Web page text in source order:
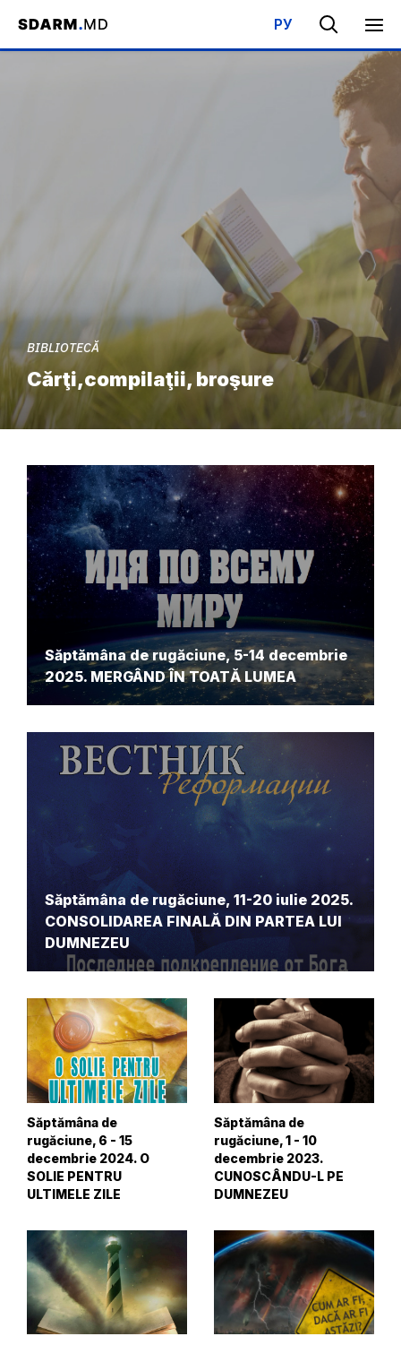
РУ
Acasa / Bibliotecă / Cărţi,compilaţii, broşure
BIBLIOTECĂ
Cărţi,compilaţii, broşure
Săptămâna de rugăciune, 5-14 decembrie
2025. MERGÂND ÎN TOATĂ LUMEA
Săptămâna de rugăciune, 11-20 iulie 2025.
CONSOLIDAREA FINALĂ DIN PARTEA LUI
DUMNEZEU
Săptămâna de
rugăciune, 6 - 15
decembrie 2024. O
SOLIE PENTRU
ULTIMELE ZILE
Săptămâna de
rugăciune, 1 - 10
decembrie 2023.
CUNOSCÂNDU-L PE
DUMNEZEU